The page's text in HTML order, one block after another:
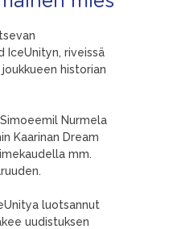
IceUnityn, riveissä
historian
Nurmela
Kaarinan Dream
mm.
luotsannut
uudistuksen